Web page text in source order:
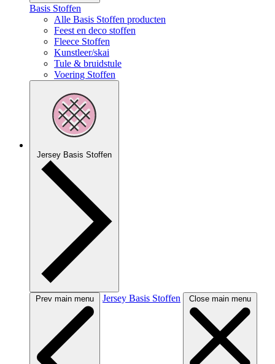
Basis Stoffen
Alle Basis Stoffen producten
Feest en deco stoffen
Fleece Stoffen
Kunstleer/skai
Tule & bruidstule
Voering Stoffen
Jersey Basis Stoffen
Prev main menu Jersey Basis Stoffen Close main menu